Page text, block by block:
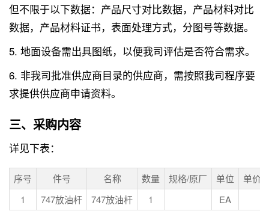
但不限于以下数据：产品尺寸对比数据，产品材料对比
数据，产品材料证书，表面处理方式，分图号等数据。
5. 地面设备需出具图纸，以便我司评估是否符合需求。
6. 非我司批准供应商目录的供应商，需按照我司程序要
求提供供应商申请资料。
三、采购内容
详见下表：
序号 件号 名称 数量 规格/原厂 单位
单价
1
747放油杆 747放油杆 1 EA